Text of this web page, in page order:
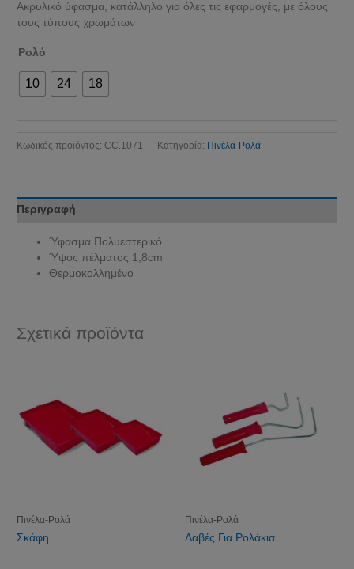
Ακρυλικό ύφασμα, κατάλληλο για όλες τις εφαρμογές, με όλους
τους τύπους χρωμάτων
Ρολό
10 24 18
Κωδικός προϊόντος: CC.1071 Κατηγορία: Πινέλα-Ρολά
Περιγραφή
Ύφασμα Πολυεστερικό
Ύψος πέλματος 1,8cm
Θερμοκολλημένο
Σχετικά προϊόντα
Πινέλα-Ρολά
Σκάφη
Πινέλα-Ρολά
Λαβές Για Ρολάκια